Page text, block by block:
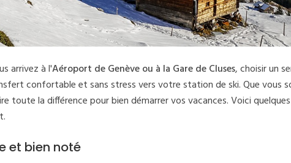
arrivez à l'Aéroport de Genève ou à la Gare de Cluses, choisir un
confortable et sans stress vers votre station de ski. Que vous
la différence pour bien démarrer vos vacances. Voici
et bien noté